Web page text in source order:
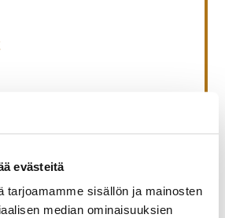
evästeitä
tarjoamamme sisällön ja mainosten
median ominaisuuksien